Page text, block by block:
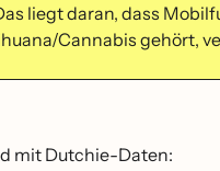
liegt daran, dass
Cannabis gehört,
mit Dutchie-Daten: